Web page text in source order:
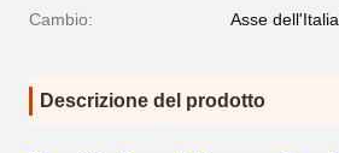
Cambio: Asse
Descrizione del prodotto